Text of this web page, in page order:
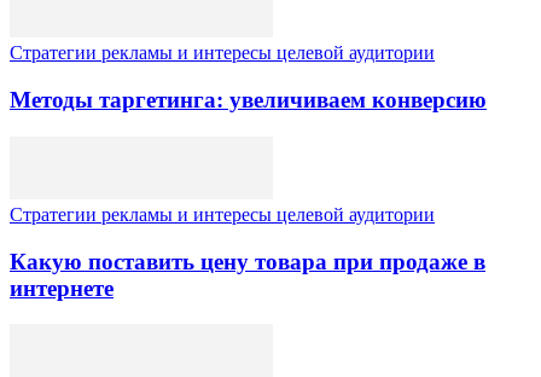
Стратегии рекламы и интересы целевой аудитории
Методы таргетинга: увеличиваем конверсию
Стратегии рекламы и интересы целевой аудитории
Какую поставить цену товара при продаже в
интернете